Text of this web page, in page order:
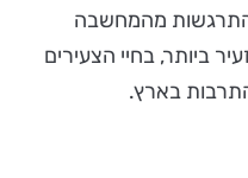
מהמחשבה
ביותר, בחיי הצעירים
בארץ.